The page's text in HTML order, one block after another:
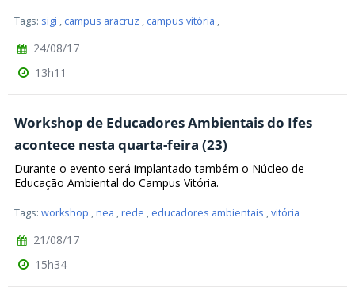
Tags: sigi , campus aracruz , campus vitória ,
24/08/17
13h11
Workshop de Educadores Ambientais do Ifes
acontece nesta quarta-feira (23)
Durante o evento será implantado também o Núcleo de
Educação Ambiental do Campus Vitória.
Tags: workshop ,nea ,rede , educadores ambientais ,vitória
21/08/17
15h34